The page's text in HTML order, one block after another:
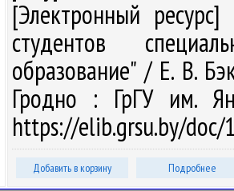
[Электронный
студентов
образование" / Е. В.
Гродно : ГрГУ им.
https://elib.grsu.by/
Добавить в корзину Подробнее